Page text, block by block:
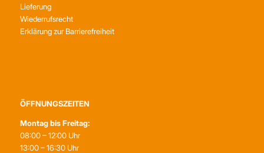
Lieferung
Wiederrufsrecht
Erklärung zur Barrierefreiheit
ÖFFNUNGSZEITEN
Montag bis Freitag:
08:00 – 12:00 Uhr
13:00 – 16:30 Uhr